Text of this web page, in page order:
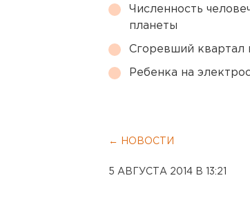
Численность
планеты
Сгоревший квартал
Ребенка на
← НОВОСТИ
5 АВГУСТА 2014 В 13:21